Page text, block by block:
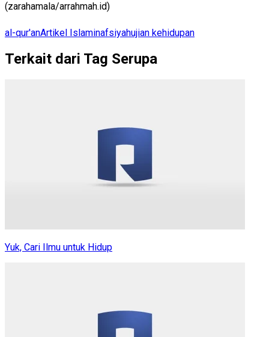
(zarahamala/arrahmah.id)
al-qur'anArtikel Islaminafsiyahujian kehidupan
Terkait dari Tag Serupa
Yuk, Cari Ilmu untuk Hidup